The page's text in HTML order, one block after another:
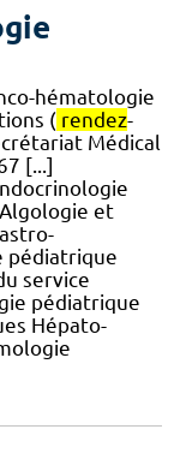
hématologie
( rendez-
Médical
[...]
et
pédiatrique
service
pédiatrique
Hépato-